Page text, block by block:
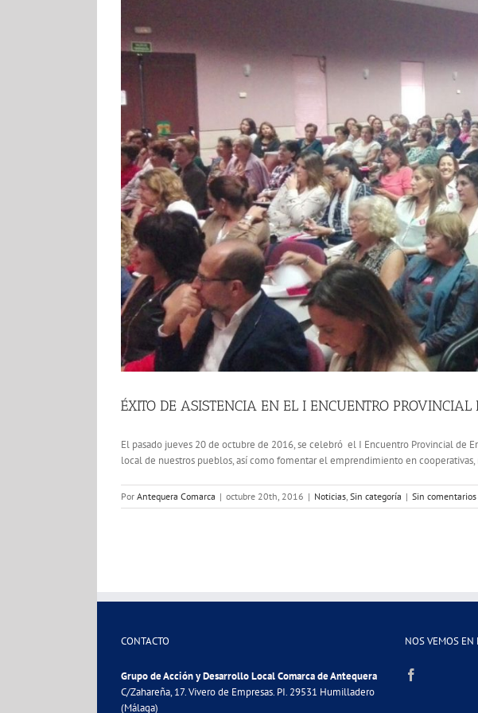
ÉXITO DE ASISTENCIA EN EL I ENCUENTRO
El pasado jueves 20 de octubre de 2016, se celebró el I Encuentro Provincial
local de nuestros pueblos, así como fomentar el emprendimiento en
Por Antequera Comarca | octubre 20th, 2016 | Noticias, Sin categoría | Sin comentarios
CONTACTO
Grupo de Acción y Desarrollo Local Comarca de Antequera
C/Zahareña, 17. Vivero de Empresas. PI. 29531 Humilladero
(Málaga)
NOS VEMOS EN